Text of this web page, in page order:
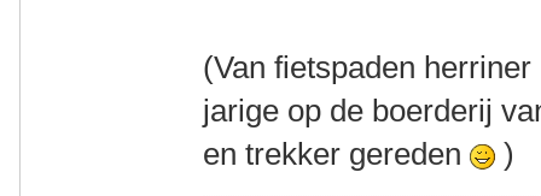
(Van fietspaden
jarige op de boerderij
en trekker gereden
)